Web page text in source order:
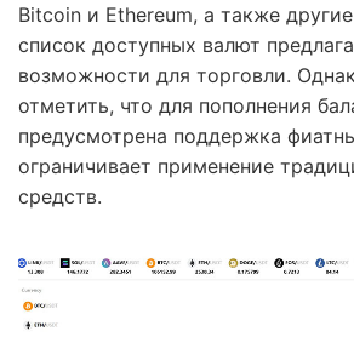
Bitcoin и Ethereum, а также
список доступных валют
возможности для торговли.
отметить, что для пополнения
предусмотрена поддержка
ограничивает применение
средств.